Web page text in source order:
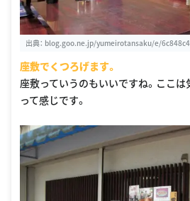
出典： blog.goo.ne.jp/yumeirotansaku/e/
座敷でくつろげます。
座敷っていうのもいいですね。ここ
って感じです。